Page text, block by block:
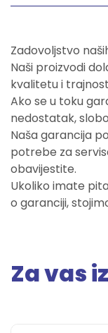
Zadovoljstvo
Naši proizvodi
kvalitetu i
Ako se u toku
nedostatak,
Naša garancija
potrebe za
obavijestite.
Ukoliko imate
o garanciji,
Za vas